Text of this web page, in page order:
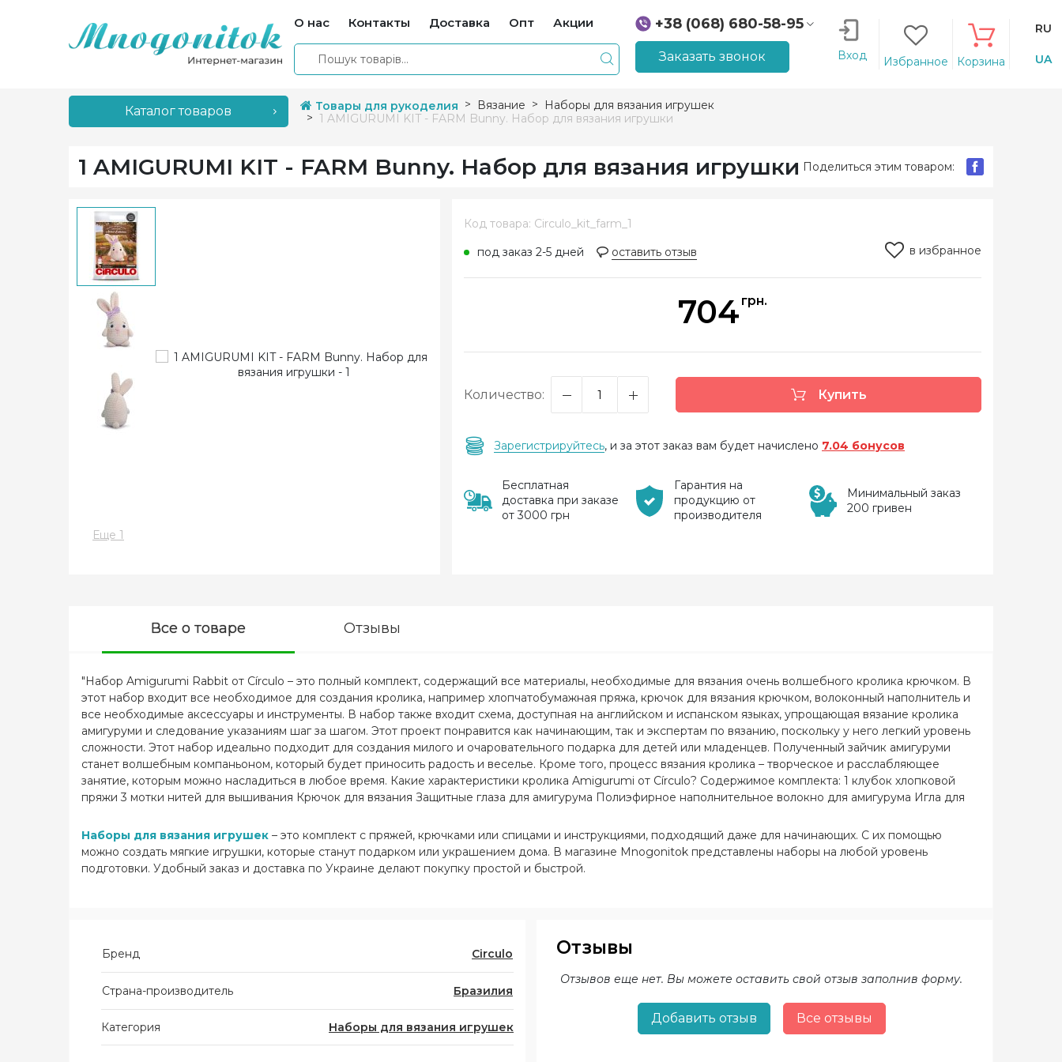
О нас Контакты Доставка Опт Акции
+38 (068) 680-58-95
+38 (066) 207-14-90
Заказать звонок Вход Избранное Корзина
RU
UA
Каталог товаров Товары для рукоделия Вязание
Наборы для вязания игрушек
1 AMIGURUMI KIT - FARM Bunny. Набор для вязания игрушки
1 AMIGURUMI KIT - FARM Bunny. Набор для вязания игрушки Поделиться этим товаром:
Еще 1
Код товара: Circulo_kit_farm_1
под заказ 2-5 дней
оставить отзыв в избранное
704 грн.
Количество: Купить
Зарегистрируйтесь, и за этот заказ вам будет начислено 7.04 бонусов
Бесплатная
доставка при заказе
от 3000 грн
Гарантия на
продукцию от
производителя
Минимальный заказ
200 гривен
Все о товаре Отзывы
"Набор Amigurumi Rabbit от Círculo – это полный комплект, содержащий все материалы, необходимые для вязания очень волшебного кролика крючком. В
этот набор входит все необходимое для создания кролика, например хлопчатобумажная пряжа, крючок для вязания крючком, волоконный наполнитель и
все необходимые аксессуары и инструменты. В набор также входит схема, доступная на английском и испанском языках, упрощающая вязание кролика
амигуруми и следование указаниям шаг за шагом. Этот проект понравится как начинающим, так и экспертам по вязанию, поскольку у него легкий уровень
сложности. Этот набор идеально подходит для создания милого и очаровательного подарка для детей или младенцев. Полученный зайчик амигуруми
станет волшебным компаньоном, который будет приносить радость и веселье. Кроме того, процесс вязания кролика – творческое и расслабляющее
занятие, которым можно насладиться в любое время. Какие характеристики кролика Amigurumi от Círculo? Содержимое комплекта: 1 клубок хлопковой
пряжи 3 мотки нитей для вышивания Крючок для вязания Защитные глаза для амигурума Полиэфирное наполнительное волокно для амигурума Игла для
Наборы для вязания игрушек – это комплект с пряжей, крючками или спицами и инструкциями, подходящий даже для начинающих. С их помощью
можно создать мягкие игрушки, которые станут подарком или украшением дома. В магазине Mnogonitok представлены наборы на любой уровень
подготовки. Удобный заказ и доставка по Украине делают покупку простой и быстрой.
Бренд Circulo
Страна-производитель Бразилия
Категория Наборы для вязания игрушек
Отзывы
Отзывов еще нет. Вы можете оставить свой отзыв заполнив форму.
Добавить отзыв Все отзывы